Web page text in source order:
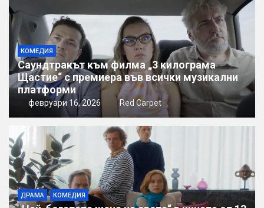
КОМЕДИЯ
Саундтракът към филма „3 килограма
Щастие“ с премиера във всички музикални
платформи
февруари 16, 2026 Red Carpet
ДРАМА КОМЕДИЯ